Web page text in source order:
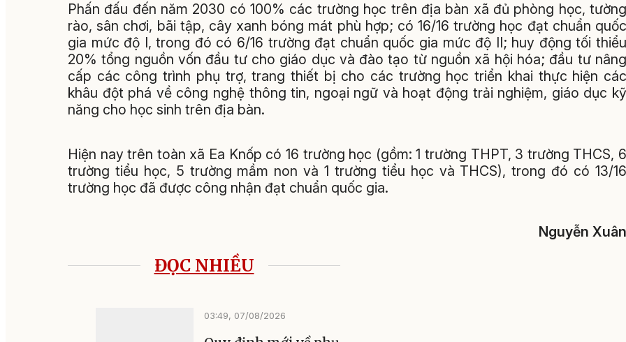
Phấn đấu đến năm 2030 có 100% các trường học trên địa bàn xã đủ phòng học, tường
rào, sân chơi, bãi tập, cây xanh bóng mát phù hợp; có 16/16 trường học đạt chuẩn quốc
gia mức độ I, trong đó có 6/16 trường đạt chuẩn quốc gia mức độ II; huy động tối thiểu
20% tổng nguồn vốn đầu tư cho giáo dục và đào tạo từ nguồn xã hội hóa; đầu tư nâng
cấp các công trình phụ trợ, trang thiết bị cho các trường học triển khai thực hiện các
khâu đột phá về công nghệ thông tin, ngoại ngữ và hoạt động trải nghiệm, giáo dục kỹ
năng cho học sinh trên địa bàn.
Hiện nay trên toàn xã Ea Knốp có 16 trường học (gồm: 1 trường THPT, 3 trường THCS, 6
trường tiểu học, 5 trường mầm non và 1 trường tiểu học và THCS), trong đó có 13/16
trường học đã được công nhận đạt chuẩn quốc gia.
Nguyễn Xuân
ĐỌC NHIỀU
03:49, 07/08/2026